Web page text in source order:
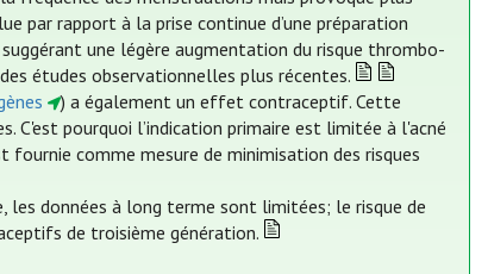
par rapport à la prise continue d’une préparation
une légère augmentation du risque thrombo-
études observationnelles plus récentes.
) a également un effet contraceptif. Cette
C'est pourquoi l’indication primaire est limitée à l'acné
comme mesure de minimisation des risques
les données à long terme sont limitées; le risque de
de troisième génération.